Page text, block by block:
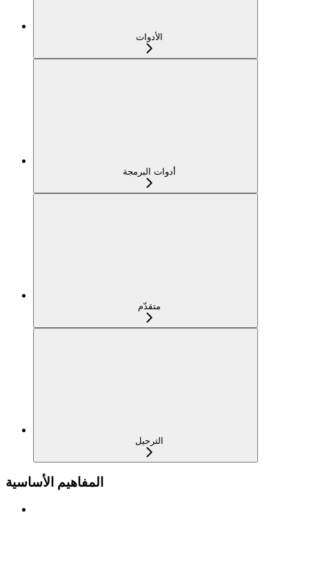
الأدوات
أدوات البرمجة
متقدّم
الترحيل
المفاهيم الأساسية